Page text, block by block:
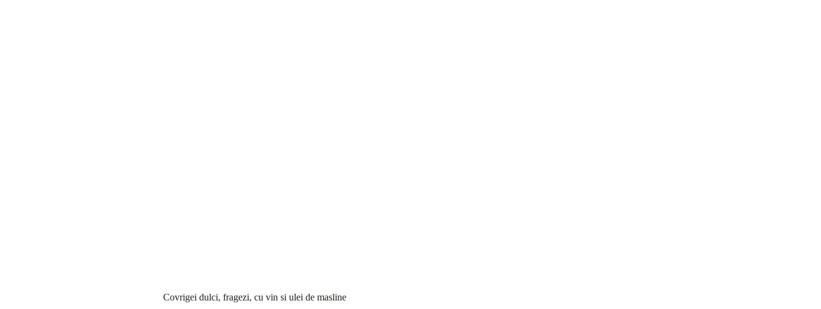
Covrigei dulci, fragezi, cu vin si ulei de masline